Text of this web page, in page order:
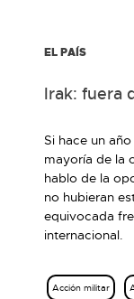
EL PAÍS
Irak: fuera
Si hace un
mayoría de la
hablo de la
no hubieran
equivocada
internacional.
Acción militar